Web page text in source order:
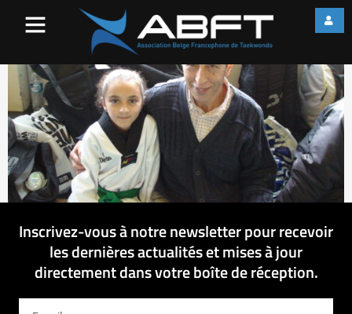
Inscrivez-vous à notre newsletter pour recevoir
les dernières actualités et mises à jour
directement dans votre boîte de réception.